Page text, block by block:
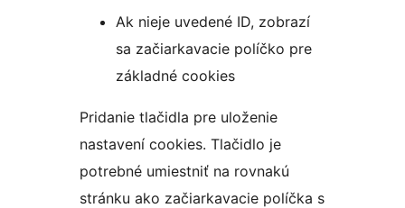
Ak nieje uvedené ID, zobrazí
sa začiarkavacie políčko pre
základné cookies
Pridanie tlačidla pre uloženie
nastavení cookies. Tlačidlo je
potrebné umiestniť na rovnakú
stránku ako začiarkavacie políčka s